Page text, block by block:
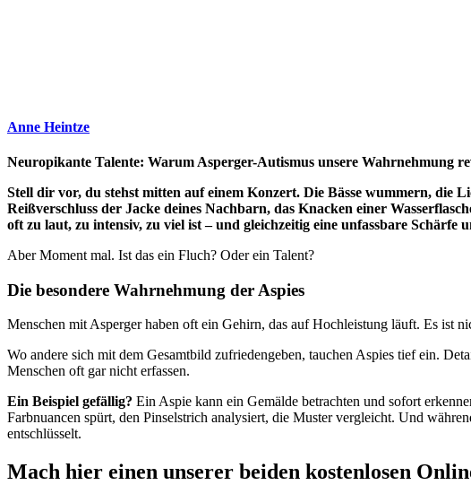
Anne Heintze
Neuropikante Talente: Warum Asperger-Autismus unsere Wahrnehmung
Stell dir vor, du stehst mitten auf einem Konzert. Die Bässe wummern, die
Reißverschluss der Jacke deines Nachbarn, das Knacken einer
oft zu laut, zu intensiv, zu viel ist – und gleichzeitig eine unfassbare Schärfe
Aber Moment mal. Ist das ein Fluch? Oder ein Talent?
Die besondere Wahrnehmung der Aspies
Menschen mit Asperger haben oft ein Gehirn, das auf Hochleistung läuft. Es ist
Wo andere sich mit dem Gesamtbild zufriedengeben, tauchen Aspies tief ein.
Menschen oft gar nicht erfassen.
Ein Beispiel gefällig? Ein Aspie kann ein Gemälde betrachten und sofort
Farbnuancen spürt, den Pinselstrich analysiert, die Muster vergleicht. Und
entschlüsselt.
Mach hier einen unserer beiden kostenlosen